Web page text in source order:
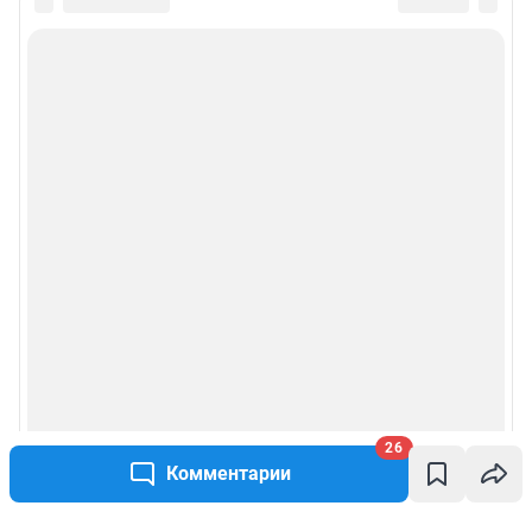
Комментарии
26